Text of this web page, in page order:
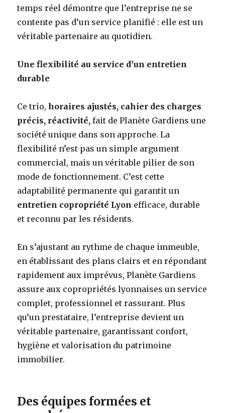
temps réel démontre que l’entreprise ne se
contente pas d’un service planifié : elle est un
véritable partenaire au quotidien.
Une flexibilité au service d’un entretien
durable
Ce trio,horaires ajustés, cahier des charges
précis, réactivité, fait de Planète Gardiens une
société unique dans son approche. La
flexibilité n’est pas un simple argument
commercial, mais un véritable pilier de son
mode de fonctionnement. C’est cette
adaptabilité permanente qui garantit un
entretien copropriété Lyon efficace, durable
et reconnu par les résidents.
En s’ajustant au rythme de chaque immeuble,
en établissant des plans clairs et en répondant
rapidement aux imprévus, Planète Gardiens
assure aux copropriétés lyonnaises un service
complet, professionnel et rassurant. Plus
qu’un prestataire, l’entreprise devient un
véritable partenaire, garantissant confort,
hygiène et valorisation du patrimoine
immobilier.
Des équipes formées et